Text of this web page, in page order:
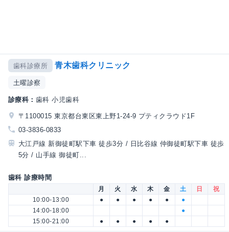
歯科診療所 青木歯科クリニック
土曜診察
診療科： 歯科 小児歯科
〒1100015 東京都台東区東上野1-24-9 プティクラウド1F
03-3836-0833
大江戸線 新御徒町駅下車 徒歩3分 / 日比谷線 仲御徒町駅下車 徒歩
5分 / 山手線 御徒町...
歯科 診療時間
月 火 水 木 金 土 日
祝
10:00-13:00
● ● ● ● ●
●
14:00-18:00
●
15:00-21:00
● ● ● ● ●